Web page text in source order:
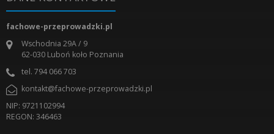
fachowe-przeprowadzki.pl
Wschodnia 29A / 9
62-030 Luboń koło Poznania
tel. 794 066 703
kontakt@fachowe-przeprowadzki.pl
NIP: 9721102994
REGON: 346463